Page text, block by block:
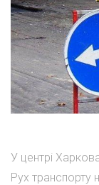
У центрі
Рух транспорту